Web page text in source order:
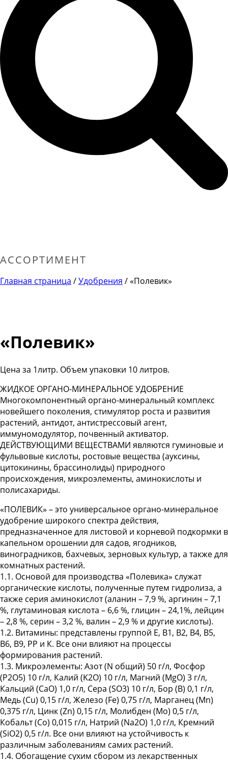
АССОРТИМЕНТ
Главная страница /Удобрения / «Полевик»
«Полевик»
Цена за 1литр. Объем упаковки 10 литров.
ЖИДКОЕ ОРГАНО-МИНЕРАЛЬНОЕ УДОБРЕНИЕ
Многокомпонентный органо-минеральный комплекс
новейшего поколения, стимулятор роста и развития
растений, антидот, антистрессовый агент,
иммуномодулятор, почвенный активатор.
ДЕЙСТВУЮЩИМИ ВЕЩЕСТВАМИ являются гуминовые и
фульвовые кислоты, ростовые вещества (ауксины,
цитокинины, брассинолиды) природного
происхождения, микроэлементы, аминокислоты и
полисахариды.
«ПОЛЕВИК» – это универсальное органо-минеральное
удобрение широкого спектра действия,
предназначенное для листовой и корневой подкормки в
капельном орошении для садов, ягодников,
виноградников, бахчевых, зерновых культур, а также для
комнатных растений.
1.1. Основой для производства «Полевика» служат
органические кислоты, полученные путем гидролиза, а
также серия аминокислот (аланин – 7,9 %, аргинин – 7,1
%, глутаминовая кислота – 6,6 %, глицин – 24,1%, лейцин
– 2,8 %, серин – 3,2 %, валин – 2,9 % и другие кислоты).
1.2. Витамины: представлены группой Е, В1, В2, В4, В5,
В6, В9, РР и К. Все они влияют на процессы
формирования растений.
1.3. Микроэлементы: Азот (N общий) 50 г/л, Фосфор
(P2O5) 10 г/л, Калий (K2O) 10 г/л, Магний (MgO) 3 г/л,
Кальций (CaO) 1,0 г/л, Сера (SO3) 10 г/л, Бор (B) 0,1 г/л,
Медь (Cu) 0,15 г/л, Железо (Fe) 0,75 г/л, Марганец (Mn)
0,375 г/л, Цинк (Zn) 0,15 г/л, Молибден (Mo) 0,5 г/л,
Кобальт (Co) 0,015 г/л, Натрий (Na2O) 1,0 г/л, Кремний
(SiO2) 0,5 г/л. Все они влияют на устойчивость к
различным заболеваниям самих растений.
1.4. Обогащение сухим сбором из лекарственных